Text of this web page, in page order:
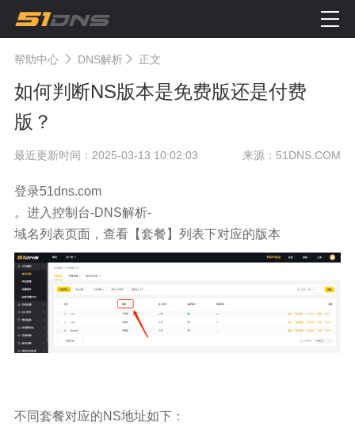
帮助中心 DNS解析 正文
如何判断NS版本是免费版还是付费
版？
最近更新时间：2025-03-13 10:02:03 来源：51DNS.COM
登录51dns.com
。进入控制台-DNS解析-
域名列表页面，查看【套餐】列表下对应的版本
不同套餐对应的NS地址如下：